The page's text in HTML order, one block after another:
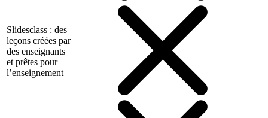
Slidesclass : des
leçons créées par
des enseignants
et prêtes pour
l’enseignement